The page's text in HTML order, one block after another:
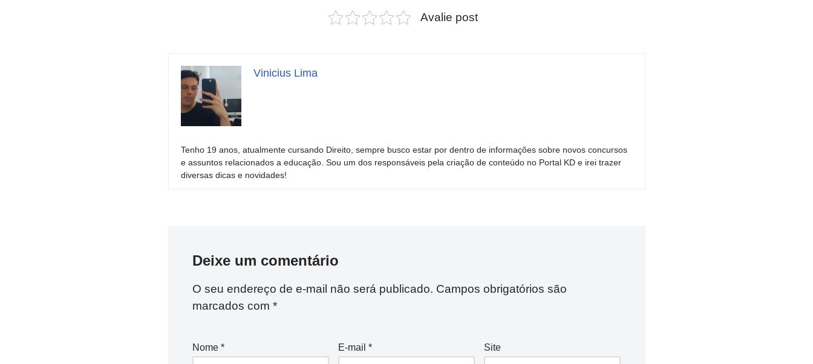
Avalie post
Vinicius Lima
Tenho 19 anos, atualmente cursando Direito, sempre busco estar por dentro de informações sobre novos concursos
e assuntos relacionados a educação. Sou um dos responsáveis pela criação de conteúdo no Portal KD e irei trazer
diversas dicas e novidades!
Deixe um comentário
O seu endereço de e-mail não será publicado. Campos obrigatórios são
marcados com *
Nome * E-mail * Site